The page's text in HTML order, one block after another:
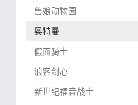
兽娘动物园
奥特曼
假面骑士
浪客剑心
新世纪福音战士